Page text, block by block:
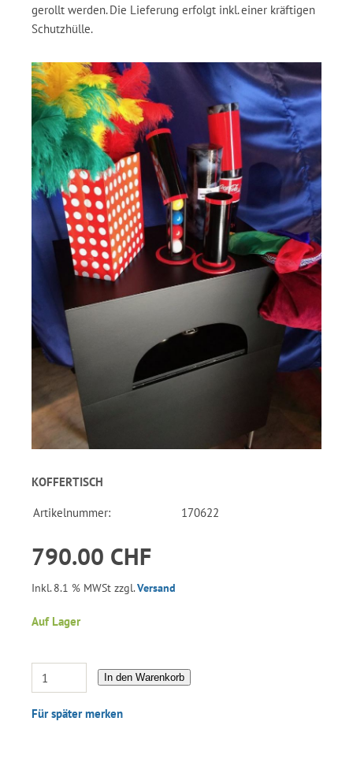
gerollt werden. Die Lieferung erfolgt inkl. einer kräftigen
Schutzhülle.
KOFFERTISCH
Artikelnummer: 170622
790.00 CHF
Inkl. 8.1 % MWSt zzgl.Versand
Auf Lager
In den Warenkorb
Für später merken